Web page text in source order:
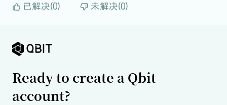
已解决(0)
未解决(0)
Ready to create a Qbit
account?